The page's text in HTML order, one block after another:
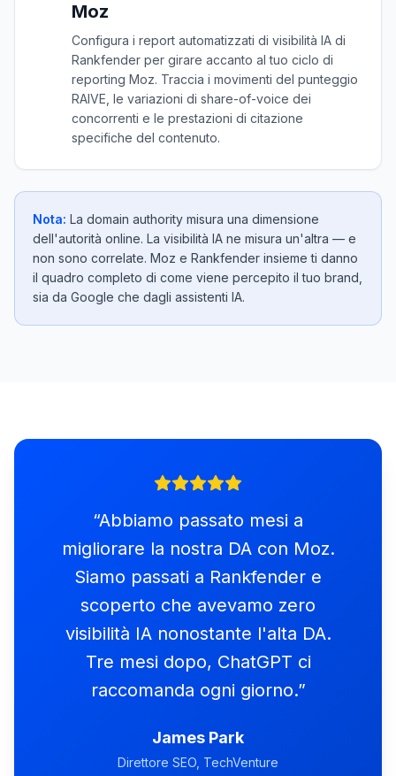
Moz
Configura i report automatizzati di visibilità IA di
Rankfender per girare accanto al tuo ciclo di
reporting Moz. Traccia i movimenti del punteggio
RAIVE, le variazioni di share-of-voice dei
concorrenti e le prestazioni di citazione
specifiche del contenuto.
Nota: La domain authority misura una dimensione
dell'autorità online. La visibilità IA ne misura un'altra — e
non sono correlate. Moz e Rankfender insieme ti danno
il quadro completo di come viene percepito il tuo brand,
sia da Google che dagli assistenti IA.
“Abbiamo passato mesi a
migliorare la nostra DA con Moz.
Siamo passati a Rankfender e
scoperto che avevamo zero
visibilità IA nonostante l'alta DA.
Tre mesi dopo, ChatGPT ci
raccomanda ogni giorno.”
James Park
Direttore SEO , TechVenture